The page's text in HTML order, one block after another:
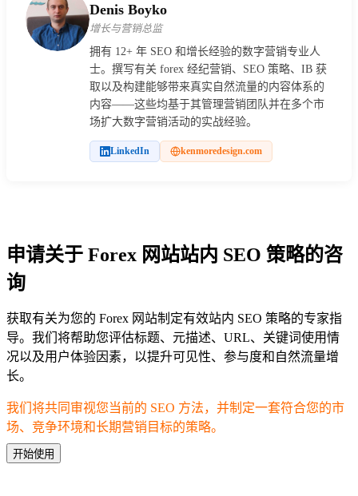
Denis Boyko
增长与营销总监
拥有 12+ 年 SEO 和增长经验的数字营销专业人
士。撰写有关 forex 经纪营销、SEO 策略、IB 获
取以及构建能够带来真实自然流量的内容体系的
内容——这些均基于其管理营销团队并在多个市
场扩大数字营销活动的实战经验。
LinkedIn kenmoredesign.com
申请关于 Forex 网站站内 SEO 策略的咨
询
获取有关为您的 Forex 网站制定有效站内 SEO 策略的专家指
导。我们将帮助您评估标题、元描述、URL、关键词使用情
况以及用户体验因素，以提升可见性、参与度和自然流量增
长。
我们将共同审视您当前的 SEO 方法，并制定一套符合您的市
场、竞争环境和长期营销目标的策略。
开始使用